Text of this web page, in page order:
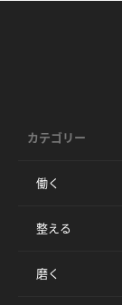
カテゴリー
働く
整える
磨く